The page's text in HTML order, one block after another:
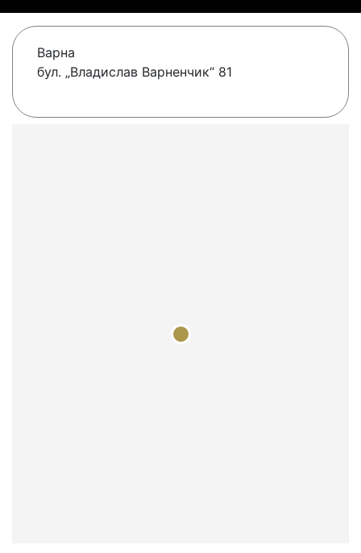
Варна
бул. „Владислав Варненчик“ 81